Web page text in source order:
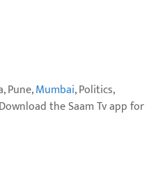
Pune,Mumbai, Politics,
the Saam Tv app for